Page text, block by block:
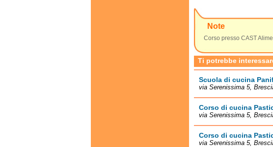
Note
Corso presso CAST
Ti potrebbe
Scuola di cucina
via Serenissima 5,
Corso di cucina
via Serenissima 5,
Corso di cucina
via Serenissima 5,